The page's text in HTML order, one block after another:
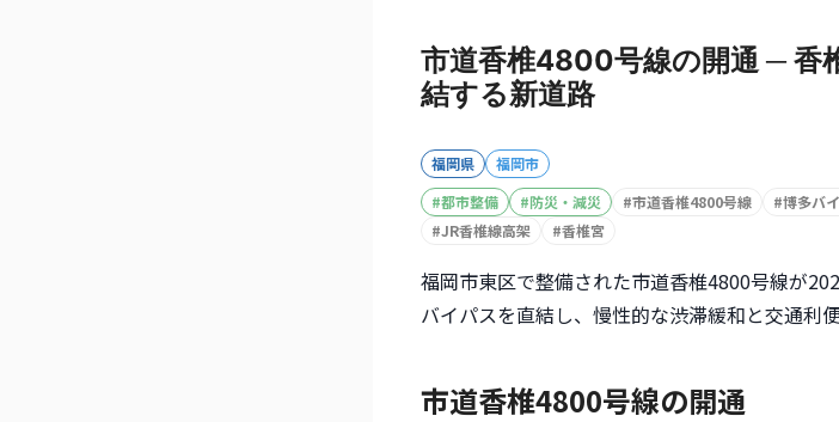
市道香椎4800号線の開通 ─ 香
結する新道路
福岡県
福岡市
#都市整備 #防災・減災 #市道香椎4800号線 #博多バ
#JR香椎線高架 #香椎宮
福岡市東区で整備された市道香椎4800号線が
バイパスを直結し、慢性的な渋滞緩和と交通利
市道香椎4800号線の開通